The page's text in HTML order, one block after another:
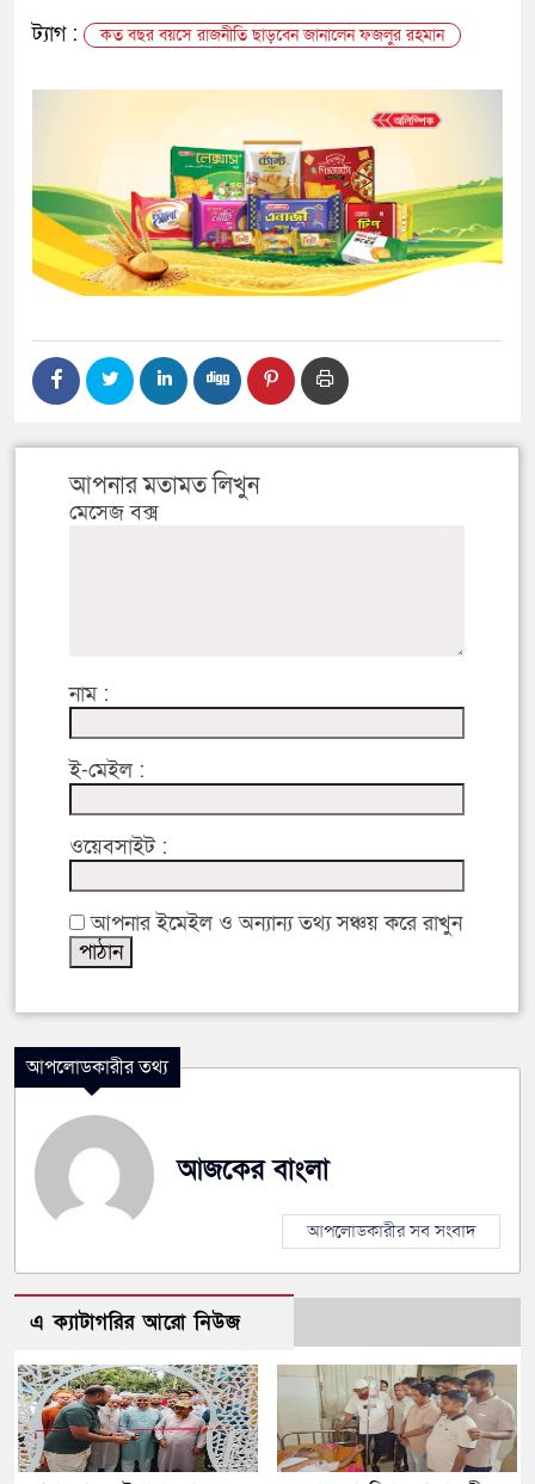
ট্যাগ :
কত বছর বয়সে রাজনীতি ছাড়বেন জানালেন ফজলুর রহমান
আপনার মতামত লিখুন
মেসেজ বক্স
নাম :
ই-মেইল :
ওয়েবসাইট :
আপনার ইমেইল ও অন্যান্য তথ্য সঞ্চয় করে রাখুন
আপলোডকারীর তথ্য
আজকের বাংলা
আপলোডকারীর সব সংবাদ
এ ক্যাটাগরির আরো নিউজ